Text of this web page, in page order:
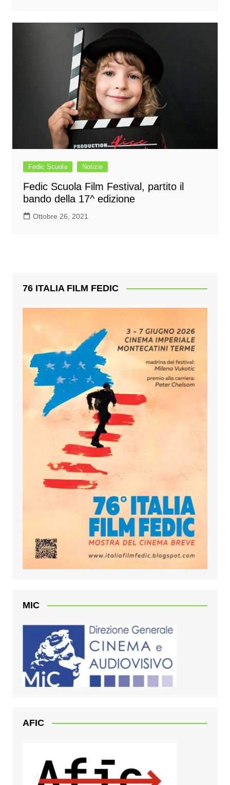
Fedic Scuola Notizie
Fedic Scuola Film Festival, partito il
bando della 17^ edizione
Ottobre 26, 2021
76 ITALIA FILM FEDIC
MIC
AFIC